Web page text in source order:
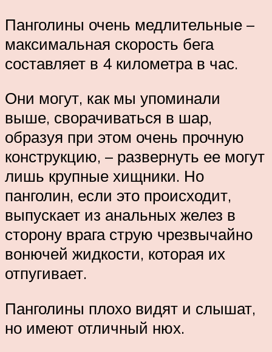
Панголины очень медлительные –
максимальная скорость бега
составляет в 4 километра в час.
Они могут, как мы упоминали
выше, сворачиваться в шар,
образуя при этом очень прочную
конструкцию, – развернуть ее могут
лишь крупные хищники. Но
панголин, если это происходит,
выпускает из анальных желез в
сторону врага струю чрезвычайно
вонючей жидкости, которая их
отпугивает.
Панголины плохо видят и слышат,
но имеют отличный нюх.